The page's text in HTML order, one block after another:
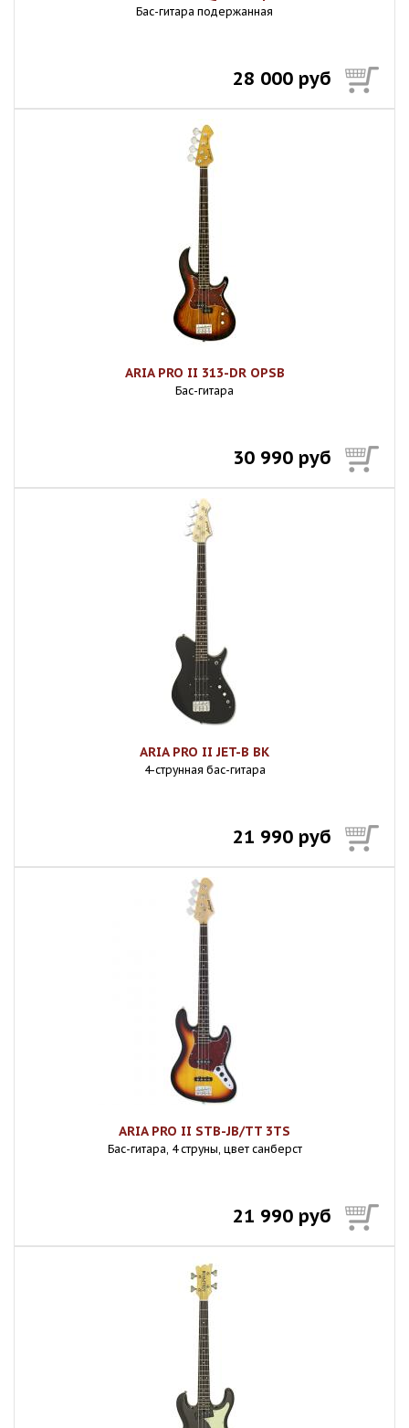
Бас-гитара подержанная
28 000 руб
ARIA PRO II 313-DR OPSB
Бас-гитара
30 990 руб
ARIA PRO II JET-B BK
4-струнная бас-гитара
21 990 руб
ARIA PRO II STB-JB/TT 3TS
Бас-гитара, 4 струны, цвет санберст
21 990 руб